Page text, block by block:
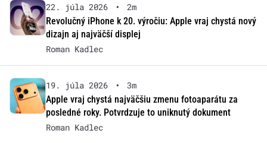
22. júla 2026 •
2m
Revolučný iPhone k 20. výročiu: Apple vraj chystá nový
dizajn aj najväčší displej
Roman Kadlec
19. júla 2026 •
3m
Apple vraj chystá najväčšiu zmenu fotoaparátu za
posledné roky. Potvrdzuje to uniknutý dokument
Roman Kadlec